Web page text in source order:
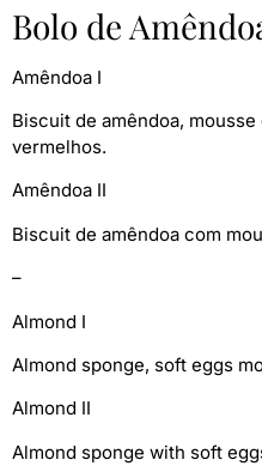
Bolo de
Amêndoa I
Biscuit de amêndoa,
vermelhos.
Amêndoa II
Biscuit de amêndoa com
–
Almond I
Almond sponge, soft eggs
Almond II
Almond sponge with soft